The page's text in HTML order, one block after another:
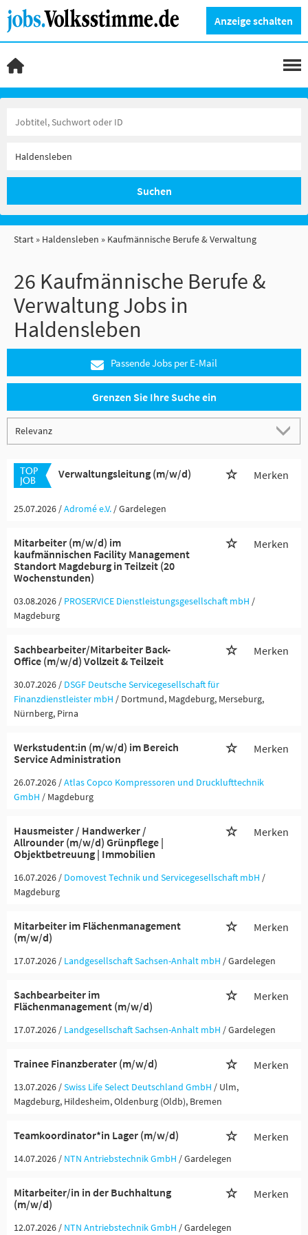
Anzeige schalten
Suchen
Start Haldensleben Kaufmännische Berufe & Verwaltung
26 Kaufmännische Berufe &
Verwaltung Jobs in
Haldensleben
Passende Jobs per E-Mail
Grenzen Sie Ihre Suche ein
Verwaltungsleitung (m/w/d) Merken
25.07.2026 /Adromé e.V. / Gardelegen
Mitarbeiter (m/w/d) im
kaufmännischen Facility Management
Standort Magdeburg in Teilzeit (20
Wochenstunden)
Merken
03.08.2026 / PROSERVICE Dienstleistungsgesellschaft mbH /
Magdeburg
Sachbearbeiter/Mitarbeiter Back-
Office (m/w/d) Vollzeit & Teilzeit
Merken
30.07.2026 / DSGF Deutsche Servicegesellschaft für
Finanzdienstleister mbH / Dortmund, Magdeburg, Merseburg,
Nürnberg, Pirna
Werkstudent:in (m/w/d) im Bereich
Service Administration
Merken
26.07.2026 /Atlas Copco Kompressoren und Drucklufttechnik
GmbH / Magdeburg
Hausmeister / Handwerker /
Allrounder (m/w/d) Grünpflege |
Objektbetreuung | Immobilien
Merken
16.07.2026 / Domovest Technik und Servicegesellschaft mbH /
Magdeburg
Mitarbeiter im Flächenmanagement
(m/w/d)
Merken
17.07.2026 / Landgesellschaft Sachsen-Anhalt mbH / Gardelegen
Sachbearbeiter im
Flächenmanagement (m/w/d)
Merken
17.07.2026 / Landgesellschaft Sachsen-Anhalt mbH / Gardelegen
Trainee Finanzberater (m/w/d) Merken
13.07.2026 /Swiss Life Select Deutschland GmbH / Ulm,
Magdeburg, Hildesheim, Oldenburg (Oldb), Bremen
Teamkoordinator*in Lager (m/w/d) Merken
14.07.2026 / NTN Antriebstechnik GmbH / Gardelegen
Mitarbeiter/in in der Buchhaltung
(m/w/d)
Merken
12.07.2026 / NTN Antriebstechnik GmbH / Gardelegen